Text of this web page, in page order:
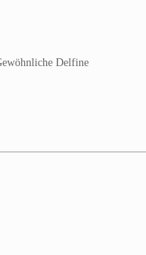
Delfine